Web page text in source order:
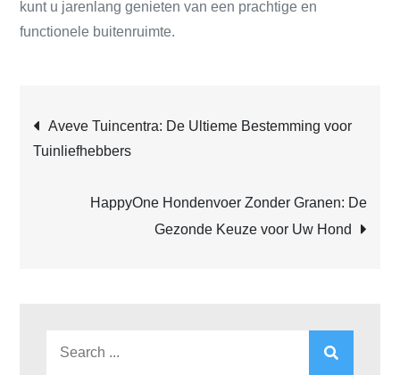
kunt u jarenlang genieten van een prachtige en
functionele buitenruimte.
Post
navigation
Aveve Tuincentra: De Ultieme Bestemming voor
Tuinliefhebbers
HappyOne Hondenvoer Zonder Granen: De
Gezonde Keuze voor Uw Hond